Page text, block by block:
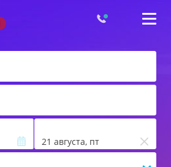
21 августа, пт